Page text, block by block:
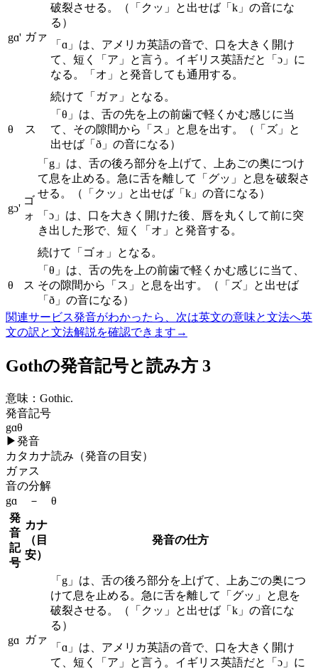
gɑ' ガァ
破裂させる。（「クッ」と出せば「k」の音にな
る）
「ɑ」は、アメリカ英語の音で、口を大きく開け
て、短く「ア」と言う。イギリス英語だと「ɔ」に
なる。「オ」と発音しても通用する。
続けて「ガァ」となる。
θ ス
「θ」は、舌の先を上の前歯で軽くかむ感じに当
て、その隙間から「ス」と息を出す。（「ズ」と
出せば「ð」の音になる）
gɔ'
ゴ
ォ
「g」は、舌の後ろ部分を上げて、上あごの奥につけ
て息を止める。急に舌を離して「グッ」と息を破裂さ
せる。（「クッ」と出せば「k」の音になる）
「ɔ」は、口を大きく開けた後、唇を丸くして前に突
き出した形で、短く「オ」と発音する。
続けて「ゴォ」となる。
θ ス
「θ」は、舌の先を上の前歯で軽くかむ感じに当て、
その隙間から「ス」と息を出す。（「ズ」と出せば
「ð」の音になる）
関連サービス発音がわかったら、次は英文の意味と文法へ英
文の訳と文法解説を確認できます →
Gothの発音記号と読み方 3
意味： Gothic.
発音記号
gɑθ
▶発音
カタカナ読み（発音の目安）
ガァス
音の分解
gɑ － θ
発
音
記
号
カナ
（目
安）
発音の仕方
gɑ ガァ
「g」は、舌の後ろ部分を上げて、上あごの奥につ
けて息を止める。急に舌を離して「グッ」と息を
破裂させる。（「クッ」と出せば「k」の音にな
る）
「ɑ」は、アメリカ英語の音で、口を大きく開け
て、短く「ア」と言う。イギリス英語だと「ɔ」に